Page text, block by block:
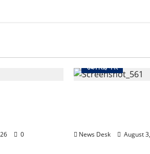
0
उधम सिंह नगर
News Desk August